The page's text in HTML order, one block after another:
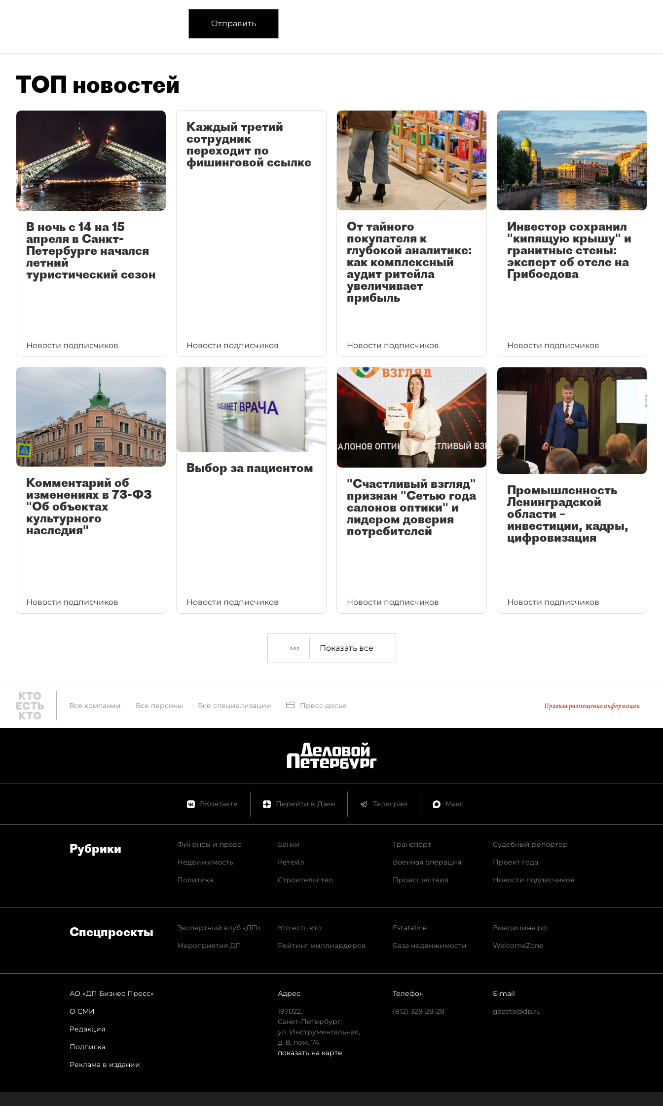
Отправить
ТОП новостей
В ночь с 14 на 15
апреля в Санкт-
Петербурге начался
летний
туристический сезон
Новости подписчиков
Каждый третий
сотрудник
переходит по
фишинговой ссылке
Новости подписчиков
От тайного
покупателя к
глубокой аналитике:
как комплексный
аудит ритейла
увеличивает
прибыль
Новости подписчиков
Инвестор сохранил
"кипящую крышу" и
гранитные стены:
эксперт об отеле на
Грибоедова
Новости подписчиков
Комментарий об
изменениях в 73-ФЗ
"Об объектах
культурного
наследия"
Новости подписчиков
Выбор за пациентом
Новости подписчиков
"Счастливый взгляд"
признан "Сетью года
салонов оптики" и
лидером доверия
потребителей
Новости подписчиков
Промышленность
Ленинградской
области –
инвестиции, кадры,
цифровизация
Новости подписчиков
Показать все
Все компании Все персоны Все специализации Пресс-досье Правила размещения информации
ВКонтакте Перейти в Дзен Телеграм Макс
Рубрики
Финансы и право
Недвижимость
Политика
Банки
Ретейл
Строительство
Транспорт
Военная операция
Происшествия
Судебный репортер
Проект года
Новости подписчиков
Спец­проекты
Экспертный клуб «ДП»
Мероприятия ДП
Кто есть кто
Рейтинг миллиардеров
Estateline
База недвижимости
Вмедицине.рф
WelcomeZone
АО «ДП Бизнес Пресс»
О СМИ
Редакция
Подписка
Реклама в издании
Адрес
197022,
Санкт-Петербург,
ул. Инструментальная,
д. 8, пом. 74.
показать на карте
Телефон
(812) 328-28-28
E-mail
gazeta@dp.ru